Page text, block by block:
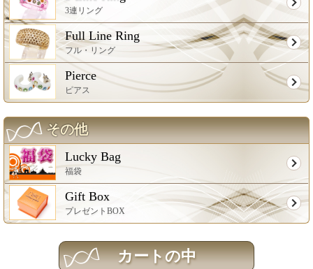
3連リング
Full Line Ring
フル・リング
Pierce
ピアス
その他
Lucky Bag
福袋
Gift Box
プレゼントBOX